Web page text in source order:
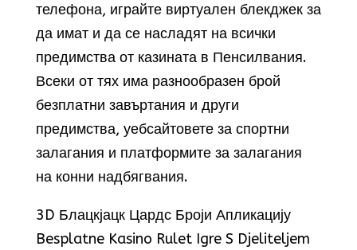
телефона, играйте виртуален блекджек за
да имат и да се насладят на всички
предимства от казината в Пенсилвания.
Всеки от тях има разнообразен брой
безплатни завъртания и други
предимства, уебсайтовете за спортни
залагания и платформите за залагания
на конни надбягвания.
3D Блацкјацк Цардс Броји Апликацију
Besplatne Kasino Rulet Igre S Djeliteljem